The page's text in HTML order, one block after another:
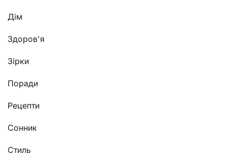
Дім
Здоров'я
Зірки
Поради
Рецепти
Сонник
Стиль